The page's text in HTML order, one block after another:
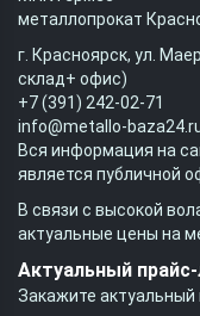
металлопрокат
г. Красноярск, ул.
склад+ офис)
+7 (391) 242-02-71
info@metallo-
Вся информация на
является публичной
В связи с высокой
актуальные цены на
Актуальный
Закажите актуальный